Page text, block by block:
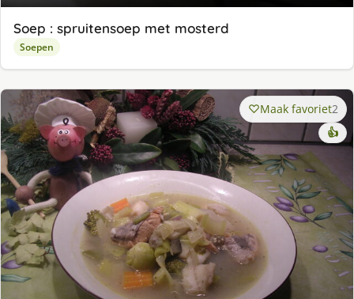
Soep : spruitensoep met mosterd
Soepen
Maak favoriet2
👍